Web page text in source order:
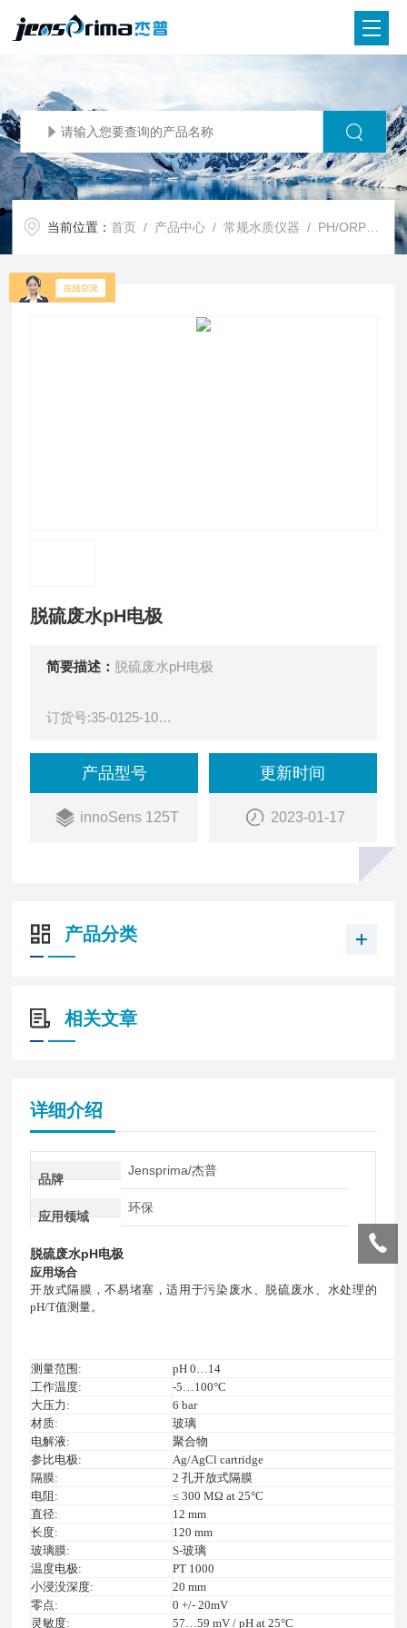
当前位置：首页 / 产品中心 /常规水质仪器 / PH/ORP电极 /
脱硫废水pH电极
简要描述： 脱硫废水pH电极
订货号:35-0125-10
描述:脱硫废水pH/T电极，电缆5m
订货号:50-0100-10
型号:PA-110
产品型号
innoSens 125T
更新时间
2023-01-17
产品分类
相关文章
详细介绍
品牌
Jensprima/杰普
应用领域
环保
脱硫废水pH电极
应用场合
开放式隔膜，不易堵塞，适用于污染废水、脱硫废水、水处理的
pH/T值测量。
测量范围 :
pH 0…14
工作温度:
-5…100°C
大压力 :
6 bar
材质:
玻璃
电解液:
聚合物
参比电极:
Ag/AgCl cartridge
隔膜: 2孔开放式隔膜
电阻 :
≤ 300 MΩ at 25°C
直径:
12 mm
长度:
120 mm
玻璃膜: S-玻璃
温度电极:
PT 1000
小浸没深度:
20 mm
零点:
0 +/- 20mV
灵敏度: 57…59 mV / pH at 25°C